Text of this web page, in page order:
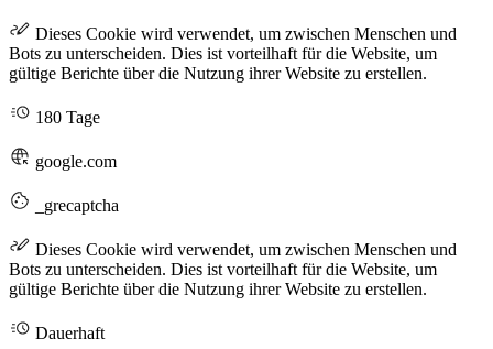
Dieses Cookie wird verwendet, um zwischen Menschen und
Bots zu unterscheiden. Dies ist vorteilhaft für die Website, um
gültige Berichte über die Nutzung ihrer Website zu erstellen.
180 Tage
google.com
_grecaptcha
Dieses Cookie wird verwendet, um zwischen Menschen und
Bots zu unterscheiden. Dies ist vorteilhaft für die Website, um
gültige Berichte über die Nutzung ihrer Website zu erstellen.
Dauerhaft